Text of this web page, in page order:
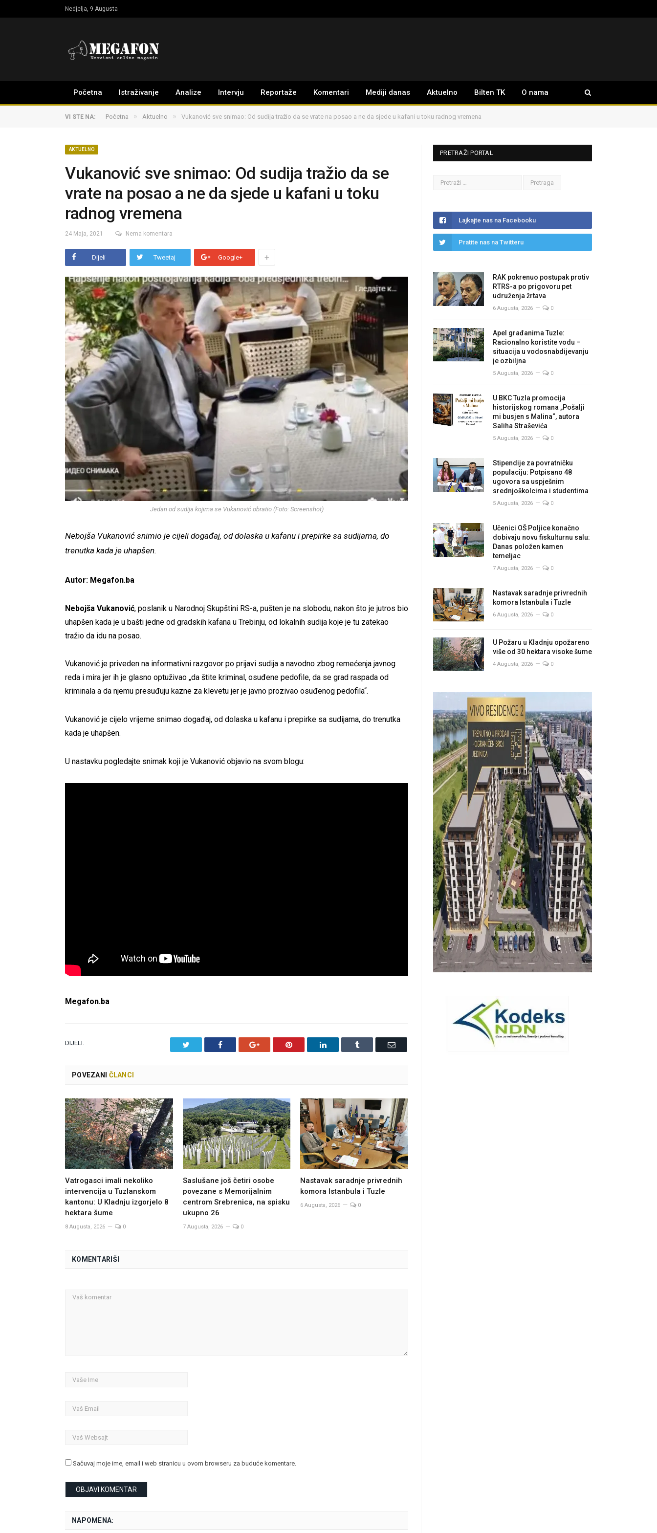
Nedjelja, 9 Augusta
Početna Istraživanje Analize Intervju Reportaže Komentari Mediji danas Aktuelno Bilten TK O nama
VI STE NA: Početna » Aktuelno » Vukanović sve snimao: Od sudija tražio da se vrate na posao a ne da sjede u kafani u toku radnog vremena
AKTUELNO
Vukanović sve snimao: Od sudija tražio da se
vrate na posao a ne da sjede u kafani u toku
radnog vremena
24 Maja, 2021 Nema komentara
Dijeli Tweetaj Google+ +
Jedan od sudija kojima se Vukanović obratio (Foto: Screenshot)
Nebojša Vukanović snimio je cijeli događaj, od dolaska u kafanu i prepirke sa sudijama, do
trenutka kada je uhapšen.
Autor: Megafon.ba
Nebojša Vukanović, poslanik u Narodnoj Skupštini RS-a, pušten je na slobodu, nakon što je jutros bio
uhapšen kada je u bašti jedne od gradskih kafana u Trebinju, od lokalnih sudija koje je tu zatekao
tražio da idu na posao.
Vukanović je priveden na informativni razgovor po prijavi sudija a navodno zbog remećenja javnog
reda i mira jer ih je glasno optuživao „da štite kriminal, osuđene pedofile, da se grad raspada od
kriminala a da njemu presuđuju kazne za klevetu jer je javno prozivao osuđenog pedofila“.
Vukanović je cijelo vrijeme snimao događaj, od dolaska u kafanu i prepirke sa sudijama, do trenutka
kada je uhapšen.
U nastavku pogledajte snimak koji je Vukanović objavio na svom blogu:
Megafon.ba
DIJELI. Facebook Google+ Pinterest LinkedIn Tumblr Email
POVEZANI ČLANCI
Vatrogasci imali nekoliko
intervencija u Tuzlanskom
kantonu: U Kladnju izgorjelo 8
hektara šume
8 Augusta, 2026 0
Saslušane još četiri osobe
povezane s Memorijalnim
centrom Srebrenica, na spisku
ukupno 26
7 Augusta, 2026 0
Nastavak saradnje privrednih
komora Istanbula i Tuzle
6 Augusta, 2026 0
KOMENTARIŠI
Sačuvaj moje ime, email i web stranicu u ovom browseru za buduće komentare.
NAPOMENA:
PRETRAŽI PORTAL
Lajkajte nas na Facebooku
Pratite nas na Twitteru
RAK pokrenuo postupak protiv
RTRS-a po prigovoru pet
udruženja žrtava
6 Augusta, 2026 0
Apel građanima Tuzle:
Racionalno koristite vodu –
situacija u vodosnabdijevanju
je ozbiljna
5 Augusta, 2026 0
U BKC Tuzla promocija
historijskog romana „Pošalji
mi busjen s Malina“, autora
Saliha Straševića
5 Augusta, 2026 0
Stipendije za povratničku
populaciju: Potpisano 48
ugovora sa uspješnim
srednjoškolcima i studentima
5 Augusta, 2026 0
Učenici OŠ Poljice konačno
dobivaju novu fiskulturnu salu:
Danas položen kamen
temeljac
7 Augusta, 2026 0
Nastavak saradnje privrednih
komora Istanbula i Tuzle
6 Augusta, 2026 0
U Požaru u Kladnju opožareno
više od 30 hektara visoke šume
4 Augusta, 2026 0